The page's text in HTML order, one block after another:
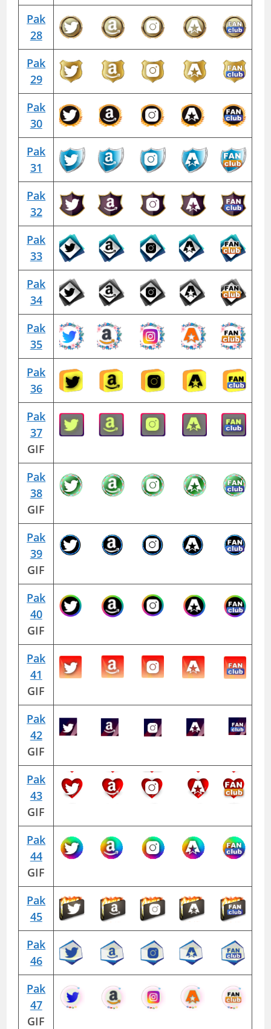
Pak
28
Pak
29
Pak
30
Pak
31
Pak
32
Pak
33
Pak
34
Pak
35
Pak
36
Pak
37
GIF
Pak
38
GIF
Pak
39
GIF
Pak
40
GIF
Pak
41
GIF
Pak
42
GIF
Pak
43
GIF
Pak
44
GIF
Pak
45
Pak
46
Pak
47
GIF